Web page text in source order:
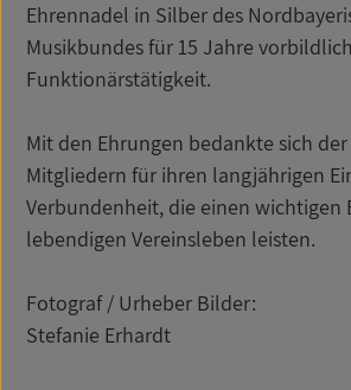
Ehrennadel in Silber des
Musikbundes für 15 Jahre
Funktionärstätigkeit.
Mit den Ehrungen bedankte sich
Mitgliedern für ihren langjährigen
Verbundenheit, die einen wichtigen
lebendigen Vereinsleben leisten.
Fotograf / Urheber Bilder:
Stefanie Erhardt